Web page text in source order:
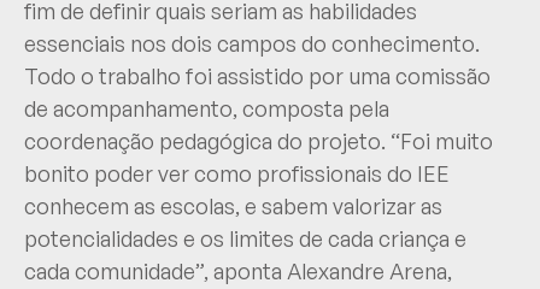
fim de definir quais seriam as habilidades
essenciais nos dois campos do conhecimento.
Todo o trabalho foi assistido por uma comissão
de acompanhamento, composta pela
coordenação pedagógica do projeto. “Foi muito
bonito poder ver como profissionais do IEE
conhecem as escolas, e sabem valorizar as
potencialidades e os limites de cada criança e
cada comunidade”, aponta Alexandre Arena,